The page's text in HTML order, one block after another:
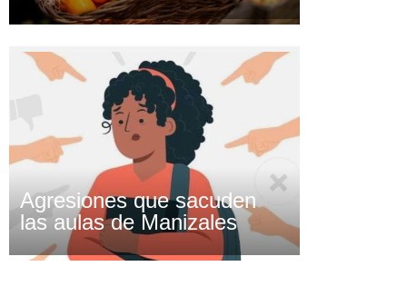
Agresiones que sacuden
las aulas de Manizales